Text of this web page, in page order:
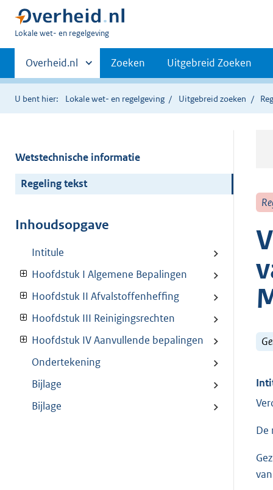
U
hier:
Lokale wet- en regelgeving
Primaire
navigatie
Andere
sites
binnen
Overheid.nl Zoeken Uitgebreid Zoeken
U bent hier: Lokale wet- en regelgeving Uitgebreid zoeken
Wetstechnische informatie
Regeling tekst
Inhoudsopgave
Intitule
Hoofdstuk I Algemene Bepalingen
Hoofdstuk II Afvalstoffenheffing
Hoofdstuk III Reinigingsrechten
Hoofdstuk IV Aanvullende bepalingen
Ondertekening
Bijlage
Bijlage
De